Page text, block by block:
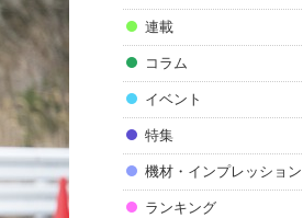
連載
コラム
イベント
特集
機材・インプレッション
ランキング